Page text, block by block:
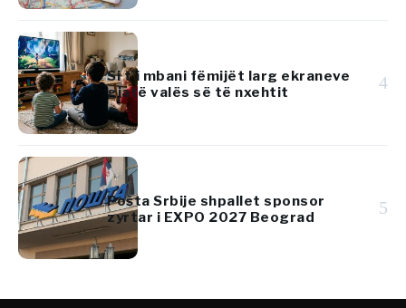
Si t’i mbani fëmijët larg ekraneve
gjatë valës së të nxehtit
4
Pošta Srbije shpallet sponsor
zyrtar i EXPO 2027 Beograd
5